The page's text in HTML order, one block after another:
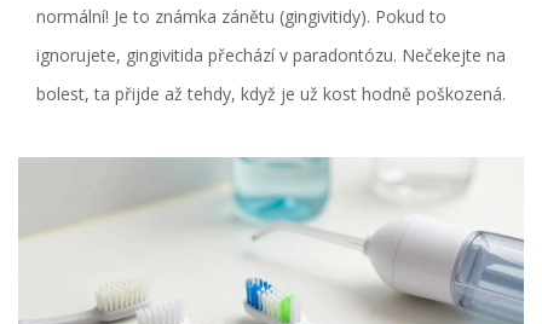
normální! Je to známka zánětu (gingivitidy). Pokud to
ignorujete, gingivitida přechází v paradontózu. Nečekejte na
bolest, ta přijde až tehdy, když je už kost hodně poškozená.